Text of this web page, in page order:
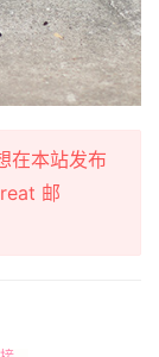
在本站发布
邮